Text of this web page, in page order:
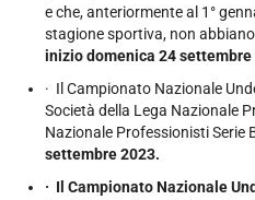
e che, anteriormente al 1°
stagione sportiva, non
inizio domenica 24 settembre
· Il Campionato Nazionale
Società della Lega Nazionale
Nazionale Professionisti Serie
settembre 2023.
· Il Campionato Nazionale